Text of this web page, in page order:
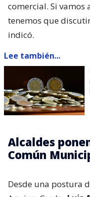
comercial. Si
tenemos que
indicó.
Lee también...
Alcaldes
Común
Desde una postura